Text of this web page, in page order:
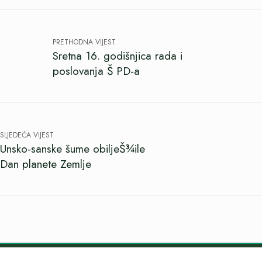
PRETHODNA VIJEST
Sretna 16. godišnjica rada i
poslovanja Š PD-a
SLJEDEĆA VIJEST
Unsko-sanske šume obiljeŠ¾ile
Dan planete Zemlje